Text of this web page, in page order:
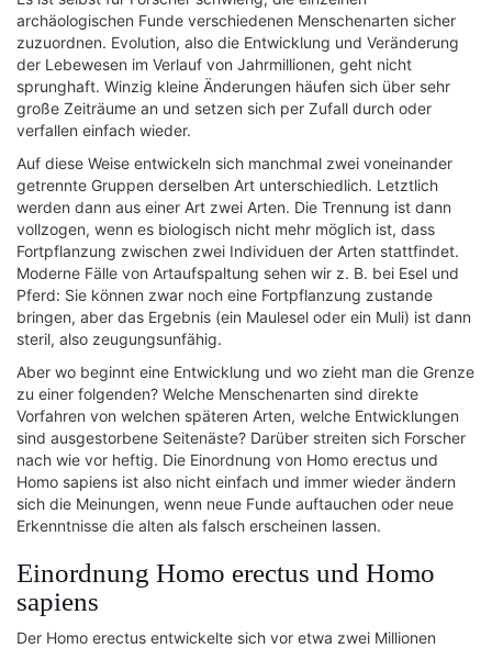
archäologischen Funde verschiedenen Menschenarten sicher
zuzuordnen. Evolution, also die Entwicklung und Veränderung
der Lebewesen im Verlauf von Jahrmillionen, geht nicht
sprunghaft. Winzig kleine Änderungen häufen sich über sehr
große Zeiträume an und setzen sich per Zufall durch oder
verfallen einfach wieder.
Auf diese Weise entwickeln sich manchmal zwei voneinander
getrennte Gruppen derselben Art unterschiedlich. Letztlich
werden dann aus einer Art zwei Arten. Die Trennung ist dann
vollzogen, wenn es biologisch nicht mehr möglich ist, dass
Fortpflanzung zwischen zwei Individuen der Arten stattfindet.
Moderne Fälle von Artaufspaltung sehen wir z. B. bei Esel und
Pferd: Sie können zwar noch eine Fortpflanzung zustande
bringen, aber das Ergebnis (ein Maulesel oder ein Muli) ist dann
steril, also zeugungsunfähig.
Aber wo beginnt eine Entwicklung und wo zieht man die Grenze
zu einer folgenden? Welche Menschenarten sind direkte
Vorfahren von welchen späteren Arten, welche Entwicklungen
sind ausgestorbene Seitenäste? Darüber streiten sich Forscher
nach wie vor heftig. Die Einordnung von Homo erectus und
Homo sapiens ist also nicht einfach und immer wieder ändern
sich die Meinungen, wenn neue Funde auftauchen oder neue
Erkenntnisse die alten als falsch erscheinen lassen.
Einordnung Homo erectus und Homo
sapiens
Der Homo erectus entwickelte sich vor etwa zwei Millionen